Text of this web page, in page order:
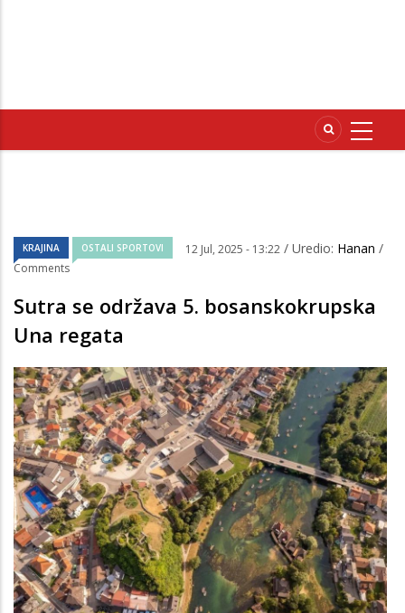
KRAJINA OSTALI SPORTOVI 12 Jul, 2025 - 13:22 / Uredio: Hanan /
Comments
Sutra se održava 5. bosanskokrupska
Una regata